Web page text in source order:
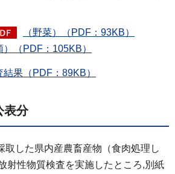
（野菜）（PDF：93KB）
）（PDF：105KB）
果（PDF：89KB）
表分
取した県内産農畜産物（食肉処理し
射性物質検査を実施したところ,別紙